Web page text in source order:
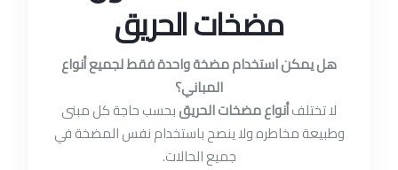
مضخات الحريق
هل يمكن استخدام مضخة واحدة فقط لجميع أنواع
المباني؟
لا تختلفأنواع مضخات الحريقبحسب حاجة كل مبنى
وطبيعة مخاطره ولا ينصح باستخدام نفس المضخة في
جميع الحالات.